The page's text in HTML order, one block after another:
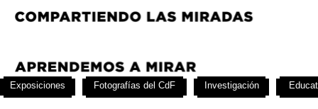
Exposiciones Fotografías del CdF Investigación